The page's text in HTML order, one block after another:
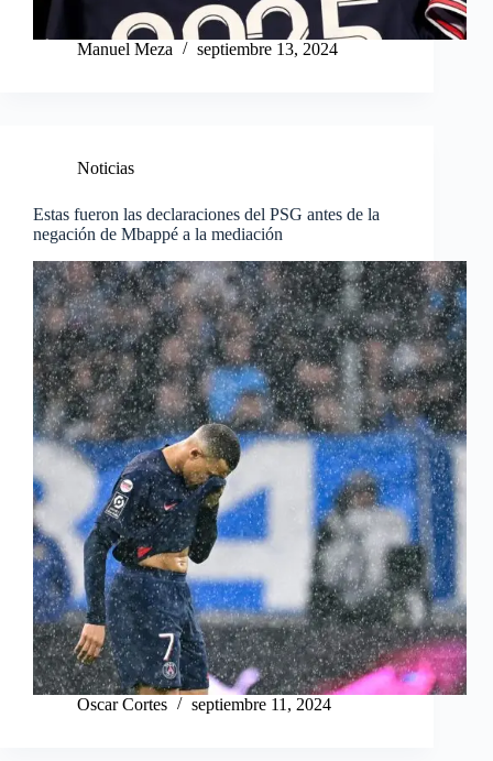
Manuel Meza septiembre 13, 2024
Noticias
Estas fueron las declaraciones del PSG antes de la
negación de Mbappé a la mediación
Oscar Cortes septiembre 11, 2024